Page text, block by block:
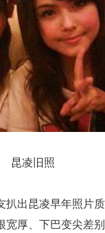
昆凌旧照
出昆凌早年照片质
厚、下巴变尖差